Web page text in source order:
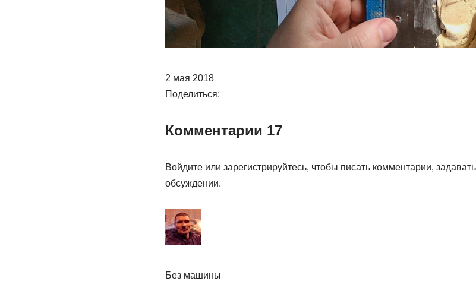
2 мая 2018
Поделиться:
Комментарии 17
Войдите или зарегистрируйтесь, чтобы писать комментарии,
обсуждении.
Без машины